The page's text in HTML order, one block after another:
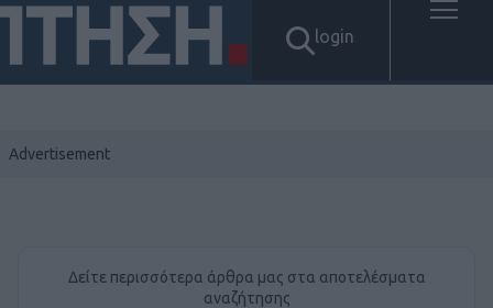
login
Δείτε περισσότερα άρθρα μας στα αποτελέσματα
αναζήτησης